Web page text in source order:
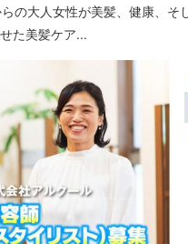
の大人女性が美髪、健康、
た美髪ケア...